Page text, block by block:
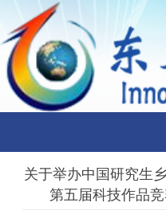
关于举办中国研究生
第五届科技作品